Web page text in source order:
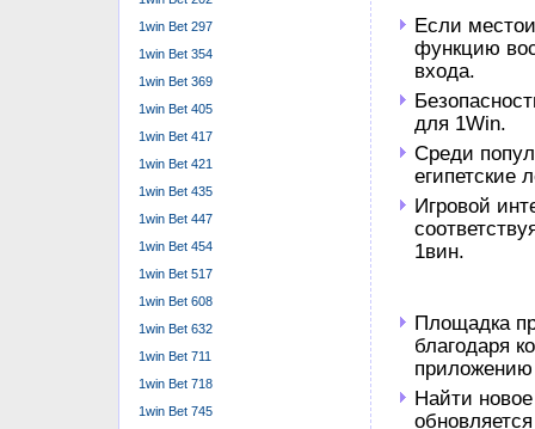
оказаться
Перед
ведь
оказаться
поочередно.
вместе с ним
Акции И
С Целью игры
событий с
события
1win Bet 297
1win Bet 354
1win Bet 369
1win Bet 405
1win Bet 417
1win Bet 421
1win Bet 435
1win Bet 447
1win Bet 454
1win Bet 517
1win Bet 608
1win Bet 632
1win Bet 711
1win Bet 718
1win Bet 745